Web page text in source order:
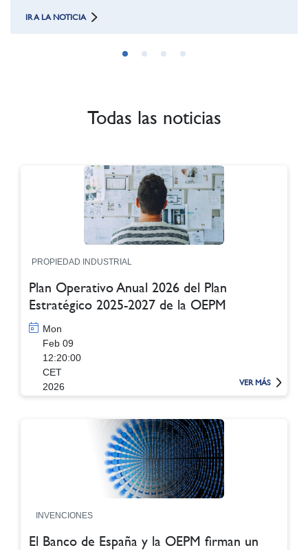
Todas las noticias
PROPIEDAD INDUSTRIAL
Plan Operativo Anual 2026 del Plan
Estratégico 2025-2027 de la OEPM
Mon
Feb 09
12:20:00
CET
2026
VER MÁS
INVENCIONES
El Banco de España y la OEPM firman un